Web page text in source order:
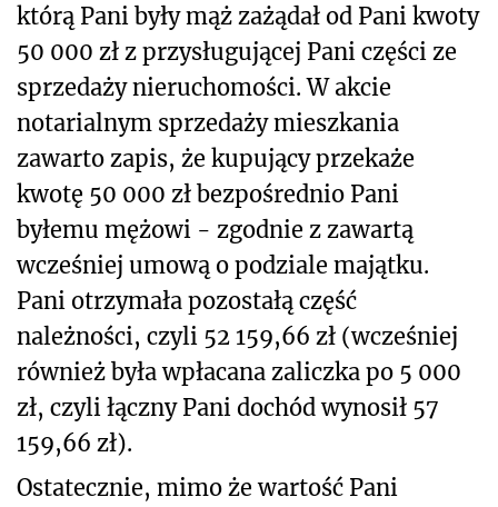
którą Pani były mąż zażądał od Pani kwoty
50 000 zł z przysługującej Pani części ze
sprzedaży nieruchomości. W akcie
notarialnym sprzedaży mieszkania
zawarto zapis, że kupujący przekaże
kwotę 50 000 zł bezpośrednio Pani
byłemu mężowi - zgodnie z zawartą
wcześniej umową o podziale majątku.
Pani otrzymała pozostałą część
należności, czyli 52 159,66 zł (wcześniej
również była wpłacana zaliczka po 5 000
zł, czyli łączny Pani dochód wynosił 57
159,66 zł).
Ostatecznie, mimo że wartość Pani